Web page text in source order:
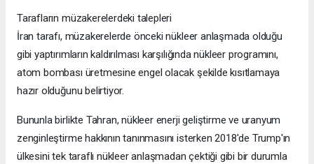
Tarafların müzakerelerdeki talepleri
İran tarafı, müzakerelerde önceki nükleer anlaşmada olduğu
gibi yaptırımların kaldırılması karşılığında nükleer programını,
atom bombası üretmesine engel olacak şekilde kısıtlamaya
hazır olduğunu belirtiyor.
Bununla birlikte Tahran, nükleer enerji geliştirme ve uranyum
zenginleştirme hakkının tanınmasını isterken 2018'de Trump'ın
ülkesini tek taraflı nükleer anlaşmadan çektiği gibi bir durumla